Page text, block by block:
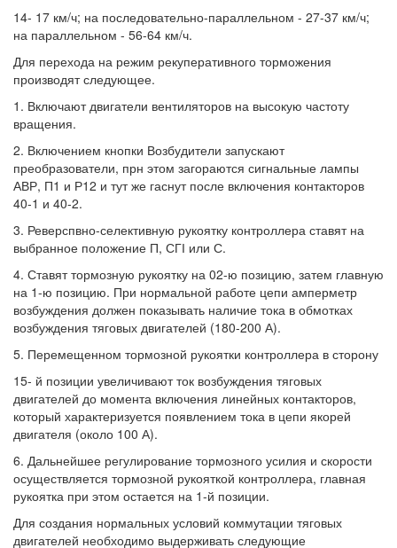
14- 17 км/ч; на последовательно-параллельном - 27-37 км/ч;
на параллельном - 56-64 км/ч.
Для перехода на режим рекуперативного торможения
производят следующее.
1. Включают двигатели вентиляторов на высокую частоту
вращения.
2. Включением кнопки Возбудители запускают
преобразователи, прн этом загораются сигнальные лампы
АВР, П1 и Р12 и тут же гаснут после включения контакторов
40-1 и 40-2.
3. Реверспвно-селективную рукоятку контроллера ставят на
выбранное положение П, СГІ или С.
4. Ставят тормозную рукоятку на 02-ю позицию, затем главную
на 1-ю позицию. При нормальной работе цепи амперметр
возбуждения должен показывать наличие тока в обмотках
возбуждения тяговых двигателей (180-200 А).
5. Перемещенном тормозной рукоятки контроллера в сторону
15- й позиции увеличивают ток возбуждения тяговых
двигателей до момента включения линейных контакторов,
который характеризуется появлением тока в цепи якорей
двигателя (около 100 А).
6. Дальнейшее регулирование тормозного усилия и скорости
осуществляется тормозной рукояткой контроллера, главная
рукоятка при этом остается на 1-й позиции.
Для создания нормальных условий коммутации тяговых
двигателей необходимо выдерживать следующие